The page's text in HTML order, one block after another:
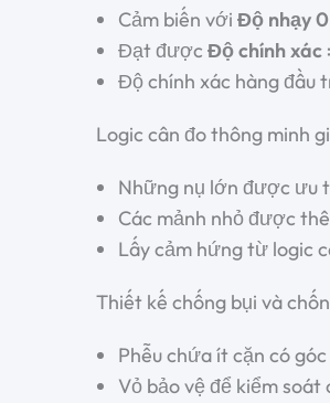
Cảm biến với Độ nhạy
Đạt được Độ chính xác
Độ chính xác hàng đầu
Logic cân đo thông minh
Những nụ lớn được ưu
Các mảnh nhỏ được
Lấy cảm hứng từ logic
Thiết kế chống bụi và
Phễu chứa ít cặn có
Vỏ bảo vệ để kiểm soát